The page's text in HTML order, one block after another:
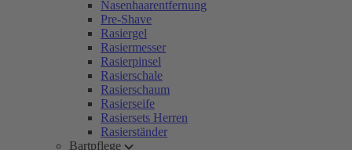
Nasenhaarentfernung
Pre-Shave
Rasiergel
Rasiermesser
Rasierpinsel
Rasierschale
Rasierschaum
Rasierseife
Rasiersets Herren
Rasierständer
Bartpflege